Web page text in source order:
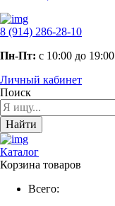
8 (914) 286-28-10
Пн-Пт: с 10:00 до 19:00
Личный кабинет
Поиск
Найти
Каталог
Корзина товаров
Всего: